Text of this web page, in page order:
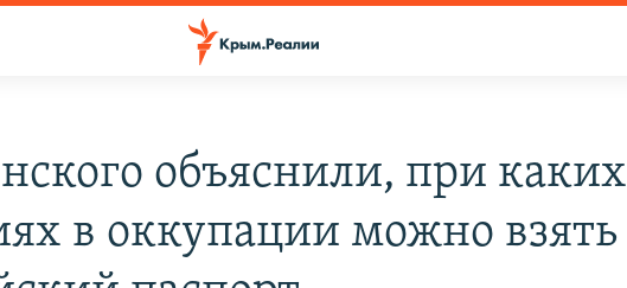
объяснили, при каких
в оккупации можно взять